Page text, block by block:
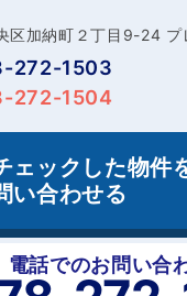
区加納町２丁目9-24 プ
272-1503
272-1504
ェックした物件
い合わせる
電話でのお問い合